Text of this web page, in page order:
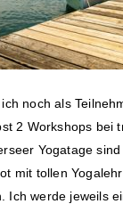
noch als
2 Workshops bei
Yogatage sind
mit tollen
Ich werde jeweils